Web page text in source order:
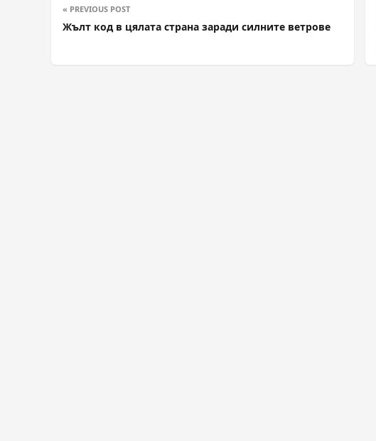
« PREVIOUS POST
Жълт код в цялата страна заради силните ветрове